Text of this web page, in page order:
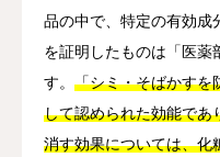
品の中で、特定の有効成
を証明したものは「医薬
す。 「シミ・そばかすを
して認められた効能であ
消す効果については、化